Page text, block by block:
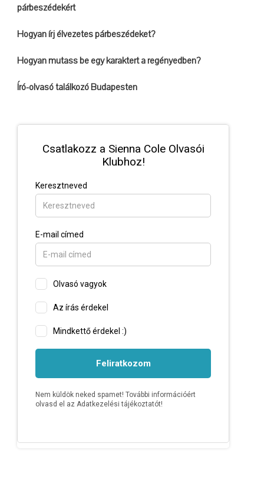
párbeszédekért
Hogyan írj élvezetes párbeszédeket?
Hogyan mutass be egy karaktert a regényedben?
Író-olvasó találkozó Budapesten